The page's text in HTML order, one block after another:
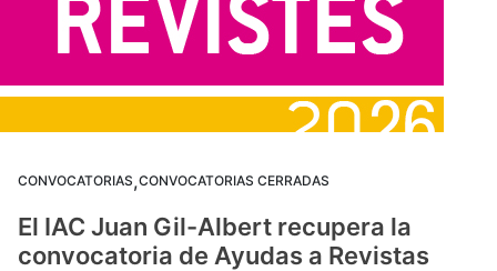
CONVOCATORIAS,CONVOCATORIAS CERRADAS
El IAC Juan Gil-Albert recupera la
convocatoria de Ayudas a Revistas